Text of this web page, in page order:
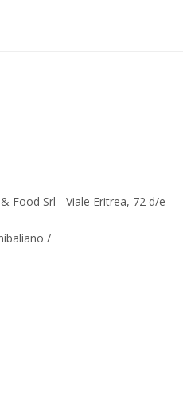
Food Srl - Viale Eritrea, 72 d/e
/